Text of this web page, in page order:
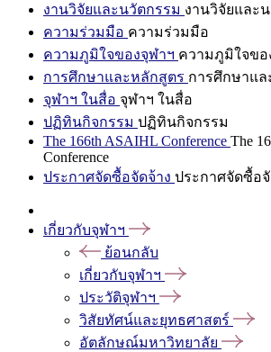
งานวิจัยและนวัตกรรม งานวิจัยและ
ความร่วมมือ ความร่วมมือ
ความภูมิใจของจุฬาฯ ความภูมิใจขอ
การศึกษาและหลักสูตร การศึกษาแ
จุฬาฯ ในสื่อ จุฬาฯ ในสื่อ
ปฏิทินกิจกรรม ปฏิทินกิจกรรม
The 166th ASAIHL Conference The
Conference
ประกาศจัดซื้อจัดจ้าง ประกาศจัดซื้อจั
เกี่ยวกับจุฬาฯ
ย้อนกลับ
เกี่ยวกับจุฬาฯ
ประวัติจุฬาฯ
วิสัยทัศน์และยุทธศาสตร์
อัตลักษณ์มหาวิทยาลัย